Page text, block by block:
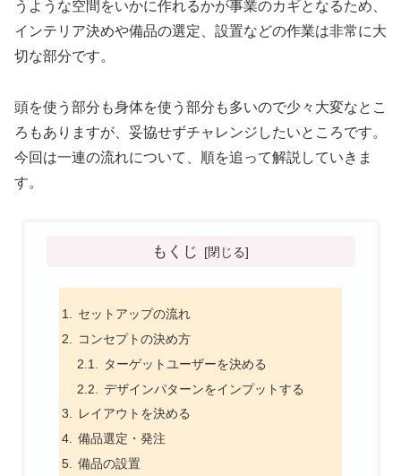
うような空間をいかに作れるかが事業のカギとなるため、
インテリア決めや備品の選定、設置などの作業は非常に大
切な部分です。
頭を使う部分も身体を使う部分も多いので少々大変なとこ
ろもありますが、妥協せずチャレンジしたいところです。
今回は一連の流れについて、順を追って解説していきま
す。
もくじ
セットアップの流れ
コンセプトの決め方
ターゲットユーザーを決める
デザインパターンをインプットする
レイアウトを決める
備品選定・発注
備品の設置